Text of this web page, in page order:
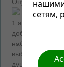
Опубликовано
1 апреля 2026
добра». На
наборов,
выбрать
душевная
сетям,